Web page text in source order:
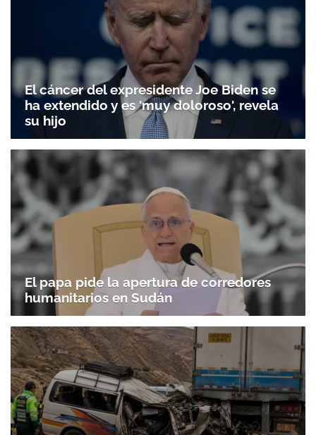
El cáncer del expresidente Joe Biden se
ha extendido y es 'muy doloroso', revela
su hijo
El papa pide la apertura de corredores
humanitarios en Sudán